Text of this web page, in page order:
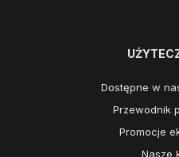
Dostępne w
Przewodnik
Promocje
Nasze